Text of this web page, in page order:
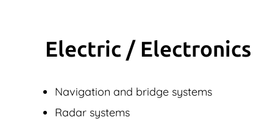
Electric / Elec­tronics
Navigation and bridge systems
Radar systems